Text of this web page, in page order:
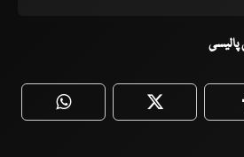
پالیسی
WhatsApp Twitter